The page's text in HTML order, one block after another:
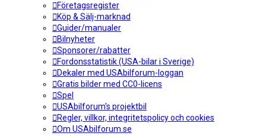
Företagsregister
Köp & Sälj-marknad
Guider/manualer
Bilnyheter
Sponsorer/rabatter
Fordonsstatistik (USA-bilar i Sverige)
Dekaler med USAbilforum-loggan
Gratis bilder med CC0-licens
Spel
USAbilforum's projektbil
Regler, villkor, integritetspolicy och cookies
Om USAbilforum.se